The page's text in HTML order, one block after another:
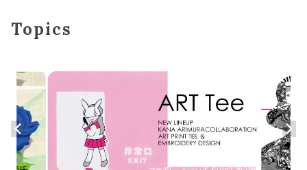
Topics